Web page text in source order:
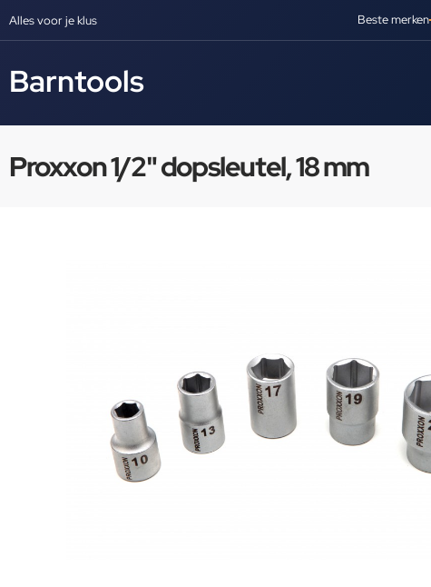
Alles voor je klus Beste merken
Barntools
Proxxon 1/2" dopsleutel, 18 mm